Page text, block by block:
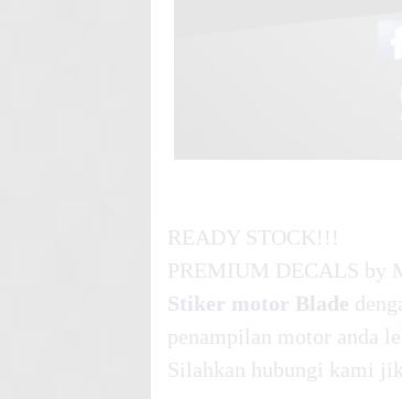
READY STOCK!!!
PREMIUM DECALS by
Stiker motor Blade
penampilan motor anda
Silahkan hubungi kami